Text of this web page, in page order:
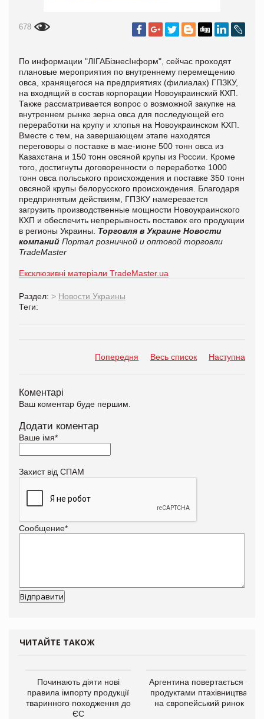
678
По информации "ЛIГАБiзнесIнформ", сейчас проходят
плановые мероприятия по внутреннему перемещению
овса, хранящегося на предприятиях (филиалах) ГПЗКУ,
на входящий в состав корпорации Новоукраинский КХП.
Также рассматривается вопрос о возможной закупке на
внутреннем рынке зерна овса для последующей его
переработки на крупу и хлопья на Новоукраинском КХП.
Вместе с тем, на завершающем этапе находятся
переговоры о поставке в мае-июне 500 тонн овса из
Казахстана и 150 тонн овсяной крупы из России. Кроме
того, достигнуты договоренности о переработке 1000
тонн овса польського происхождения и поставке 350 тонн
овсяной крупы белорусского происхождения. Благодаря
предпринятым действиям, ГПЗКУ намеревается
загрузить производственные мощности Новоукраинского
КХП и обеспечить непрерывность поставок его продукции
в регионы Украины. Торговля в Украине Новости
компаний Портал розничной и оптовой торговли
TradeMaster
Ексклюзивні матеріали TradeMaster.ua
Раздел: > Новости Украины
Теги:
Попередня Весь список Наступна
Коментарі
Ваш коментар буде першим.
Додати коментар
Ваше імя*
Захист від СПАМ
Сообщение*
ЧИТАЙТЕ ТАКОЖ
Починають діяти нові
правила імпорту продукції
тваринного походження до
ЄС
Аргентина повертається з
продуктами птахівництва
на європейський ринок